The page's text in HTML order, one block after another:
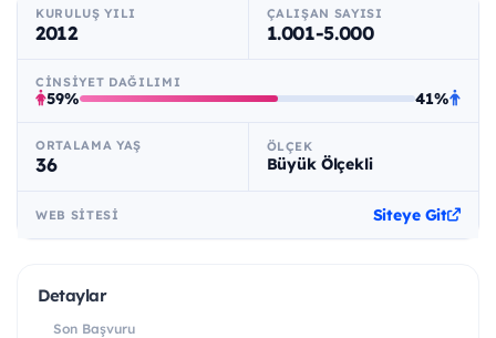
KURULUŞ YILI
2012
ÇALIŞAN SAYISI
1.001-5.000
CINSIYET DAĞILIMI
59% 41%
ORTALAMA YAŞ
36
ÖLÇEK
Büyük Ölçekli
WEB SITESI Siteye Git
Detaylar
Son Başvuru